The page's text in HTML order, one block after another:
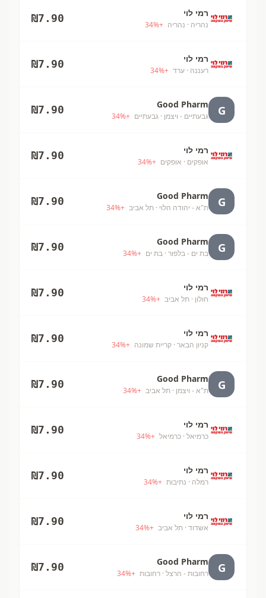
רמי לוי
נהריה · נהריה +
34%
₪7.90
רמי לוי
רעננה · ערד +
34%
₪7.90
G
Good Pharm
גבעתיים - ויצמן · גבעתיים +
34%
₪7.90
רמי לוי
אופקים · אופקים +
34%
₪7.90
G
Good Pharm
ת"א - יהודה הלוי · תל אביב +
34%
₪7.90
G
Good Pharm
בת ים - בלפור · בת ים +
34%
₪7.90
רמי לוי
חולון · תל אביב +
34%
₪7.90
רמי לוי
קניון הבאר · קריית שמונה +
34%
₪7.90
G
Good Pharm
ת"א - ויצמן · תל אביב +
34%
₪7.90
רמי לוי
כרמיאל · כרמיאל +
34%
₪7.90
רמי לוי
רמלה · נתיבות +
34%
₪7.90
רמי לוי
אשדוד · תל אביב +
34%
₪7.90
G
Good Pharm
רחובות - הרצל · רחובות +
34%
₪7.90